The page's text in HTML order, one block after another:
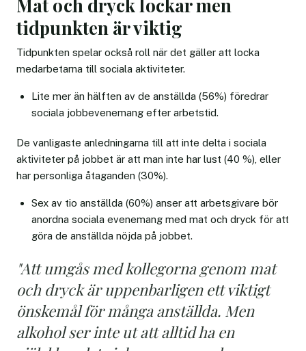
Mat och dryck lockar men
tidpunkten är viktig
Tidpunkten spelar också roll när det gäller att locka
medarbetarna till sociala aktiviteter.
Lite mer än hälften av de anställda (56%) föredrar
sociala jobbevenemang efter arbetstid.
De vanligaste anledningarna till att inte delta i sociala
aktiviteter på jobbet är att man inte har lust (40 %), eller
har personliga åtaganden (30%).
Sex av tio anställda (60%) anser att arbetsgivare bör
anordna sociala evenemang med mat och dryck för att
göra de anställda nöjda på jobbet.
"Att umgås med kollegorna genom mat
och dryck är uppenbarligen ett viktigt
önskemål för många anställda. Men
alkohol ser inte ut att alltid ha en